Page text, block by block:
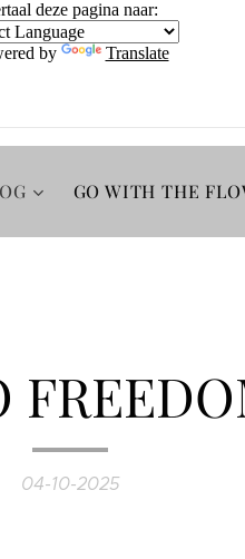
deze pagina naar:
by Translate
GO WITH THE
04-10-2025